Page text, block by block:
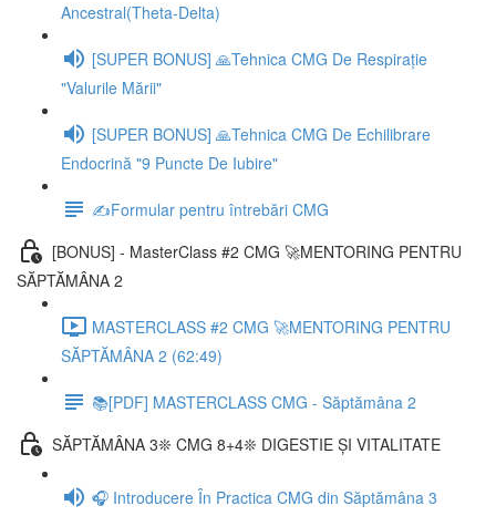
Ancestral(Theta-Delta)
[SUPER BONUS] 🙏Tehnica CMG De Respirație
"Valurile Mării"
[SUPER BONUS] 🙏Tehnica CMG De Echilibrare
Endocrină "9 Puncte De Iubire"
✍️Formular pentru întrebări CMG
[BONUS] - MasterClass #2 CMG 🚀MENTORING PENTRU
SĂPTĂMÂNA 2
MASTERCLASS #2 CMG 🚀MENTORING PENTRU
SĂPTĂMÂNA 2 (62:49)
📚[PDF] MASTERCLASS CMG - Săptămâna 2
SĂPTĂMÂNA 3❊ CMG 8+4❊ DIGESTIE ȘI VITALITATE
🎧 Introducere În Practica CMG din Săptămâna 3